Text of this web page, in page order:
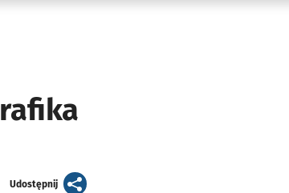
Udostępnijartykuł